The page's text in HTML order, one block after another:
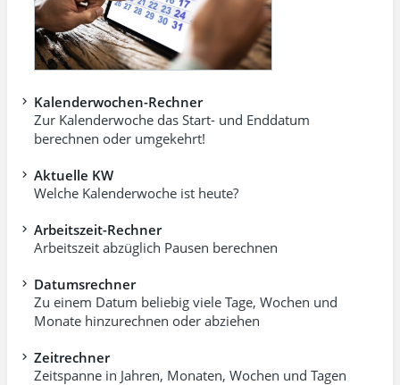
Kalenderwochen-Rechner
Zur Kalenderwoche das Start- und Enddatum
berechnen oder umgekehrt!
Aktuelle KW
Welche Kalenderwoche ist heute?
Arbeitszeit-Rechner
Arbeitszeit abzüglich Pausen berechnen
Datumsrechner
Zu einem Datum beliebig viele Tage, Wochen und
Monate hinzurechnen oder abziehen
Zeitrechner
Zeitspanne in Jahren, Monaten, Wochen und Tagen